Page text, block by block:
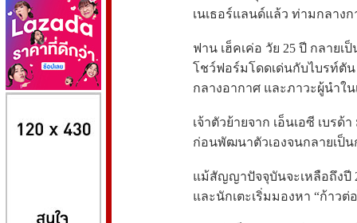
เนเธอร์แลนด์แล้ว ท่ามกลาง
ฟาน เฮ็คเค่อ วัย 25 ปี กลาย
โชว์ฟอร์มโดดเด่นกับไบรท์ตั
กลางอากาศ และภาวะผู้นำใน
เจ้าตัวย้ายจาก เอ็นเอซี เบร
ก่อนพัฒนาตัวเองจนกลายเป็
แม้สัญญาปัจจุบันจะเหลือถึงปี
และนักเตะเริ่มมองหา “ก้าว